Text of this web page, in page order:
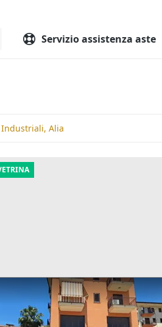
Servizio assistenza aste
Alia
Locale commerciale al piano
terra
150.000 €